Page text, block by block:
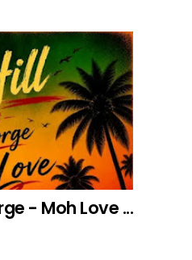
- Moh Love ...